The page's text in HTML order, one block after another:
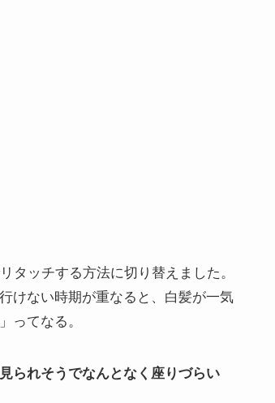
ッチする方法に切り替えました。
けない時期が重なると、白髪が一気
てなる。
られそうでなんとなく座りづらい